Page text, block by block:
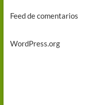
Feed de comentarios
WordPress.org